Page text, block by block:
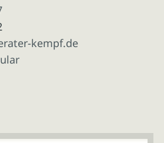
kempf.de